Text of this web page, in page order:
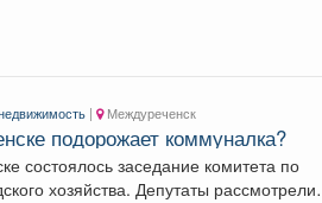
| Междуреченск
подорожает коммуналка?
состоялось заседание комитета по
Депутаты рассмотрели